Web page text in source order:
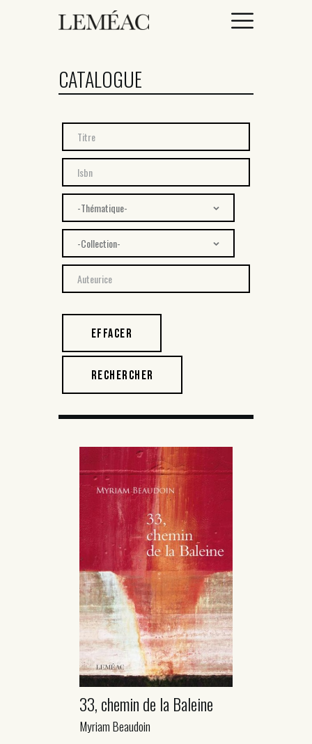
ACCUEIL
CATALOGUE
AUTEURICES
DROITS / RIGHTS
À PROPOS
CATALOGUE
33, chemin de la Baleine
Myriam Beaudoin